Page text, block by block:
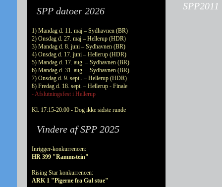
SPP datoer 2026
1) Mandag d. 11. maj – Sydhavnen (BR)
2) Onsdag d. 27. maj – Hellerup (HDR)
3) Mandag d. 8. juni – Sydhavnen (BR)
4) Onsdag d. 17. juni – Hellerup (HDR)
5) Mandag d. 17. aug. – Sydhavnen (BR)
6) Mandag d. 31. aug. – Sydhavnen (BR)
7) Onsdag d. 9. sept.. – Hellerup (HDR)
8) Fredag d. 18. sept. – Hellerup - Finale
- Afslutningsfest i Hellerup
Kl. 17:15-20:00 - Dog ikke sidste runde
Vindere af SPP 2025
Inrigger-konkurrencen:
HR 399 "Rammstein"
Rising Star konkurrencen:
ARK 1 "Pigerne fra Gul stue"